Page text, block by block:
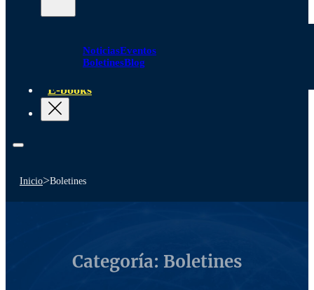
NoticiasEventos
BoletinesBlog
E-books
Inicio>Boletines
Categoría: Boletines